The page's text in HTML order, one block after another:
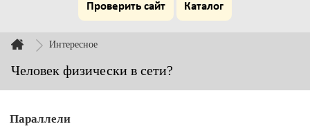
Проверить сайт Каталог
Интересное
Человек физически в сети?
Параллели